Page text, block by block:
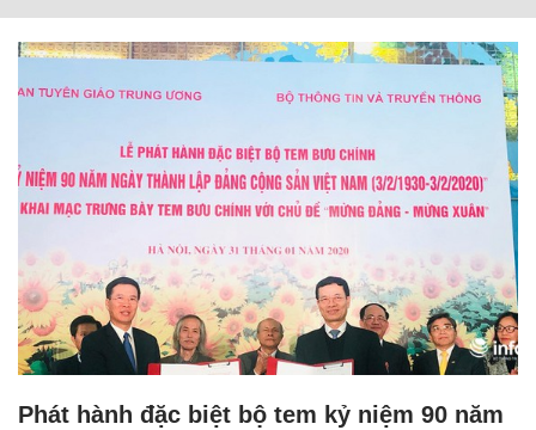
Phát hành đặc biệt bộ tem kỷ niệm 90 năm